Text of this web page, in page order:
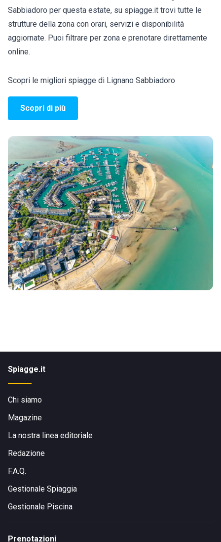
Sabbiadoro per questa estate, su spiagge.it trovi tutte le
strutture della zona con orari, servizi e disponibilità
aggiornate. Puoi filtrare per zona e prenotare direttamente
online.
Scopri le migliori spiagge di Lignano Sabbiadoro
Scopri di più
Spiagge.it
Chi siamo
Magazine
La nostra linea editoriale
Redazione
F.A.Q.
Gestionale Spiaggia
Gestionale Piscina
Prenotazioni